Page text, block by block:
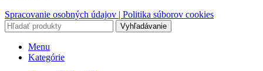
Spracovanie osobných údajov | Politika súborov cookies
Vyhľadávanie
Menu
Kategórie